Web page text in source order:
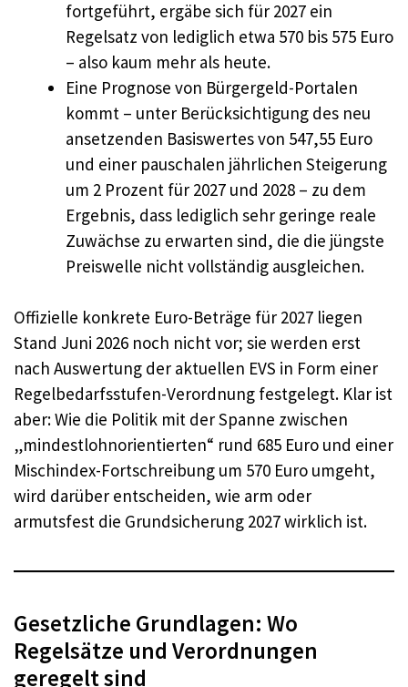
fortgeführt, ergäbe sich für 2027 ein
Regelsatz von lediglich etwa 570 bis 575 Euro
– also kaum mehr als heute.
Eine Prognose von Bürgergeld-Portalen
kommt – unter Berücksichtigung des neu
ansetzenden Basiswertes von 547,55 Euro
und einer pauschalen jährlichen Steigerung
um 2 Prozent für 2027 und 2028 – zu dem
Ergebnis, dass lediglich sehr geringe reale
Zuwächse zu erwarten sind, die die jüngste
Preiswelle nicht vollständig ausgleichen.
Offizielle konkrete Euro-Beträge für 2027 liegen
Stand Juni 2026 noch nicht vor; sie werden erst
nach Auswertung der aktuellen EVS in Form einer
Regelbedarfsstufen-Verordnung festgelegt. Klar ist
aber: Wie die Politik mit der Spanne zwischen
„mindestlohnorientierten“ rund 685 Euro und einer
Mischindex-Fortschreibung um 570 Euro umgeht,
wird darüber entscheiden, wie arm oder
armutsfest die Grundsicherung 2027 wirklich ist.
Gesetzliche Grundlagen: Wo
Regelsätze und Verordnungen
geregelt sind